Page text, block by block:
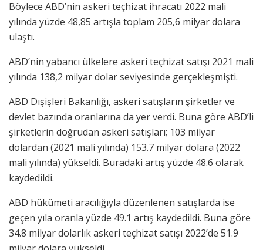
Böylece ABD’nin askeri teçhizat ihracatı 2022 mali
yılında yüzde 48,85 artışla toplam 205,6 milyar dolara
ulaştı.
ABD’nin yabancı ülkelere askeri teçhizat satışı 2021 mali
yılında 138,2 milyar dolar seviyesinde gerçekleşmişti.
ABD Dışişleri Bakanlığı, askeri satışların şirketler ve
devlet bazında oranlarına da yer verdi. Buna göre ABD’li
şirketlerin doğrudan askeri satışları; 103 milyar
dolardan (2021 mali yılında) 153.7 milyar dolara (2022
mali yılında) yükseldi. Buradaki artış yüzde 48.6 olarak
kaydedildi.
ABD hükümeti aracılığıyla düzenlenen satışlarda ise
geçen yıla oranla yüzde 49.1 artış kaydedildi. Buna göre
34.8 milyar dolarlık askeri teçhizat satışı 2022’de 51.9